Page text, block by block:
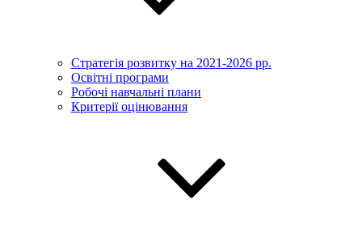
Стратегія розвитку на 2021-2026 рр.
Освітні програми
Робочі навчальні плани
Критерії оцінювання